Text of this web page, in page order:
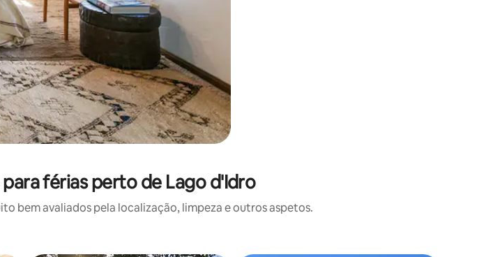
férias perto de Lago d'Idro
bem avaliados pela localização, limpeza e outros aspetos.